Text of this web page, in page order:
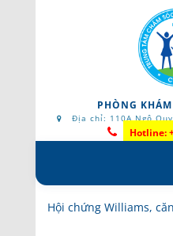
PHÒNG
Địa chỉ: 110A Ngô
Hotline:
Hội chứng Williams,